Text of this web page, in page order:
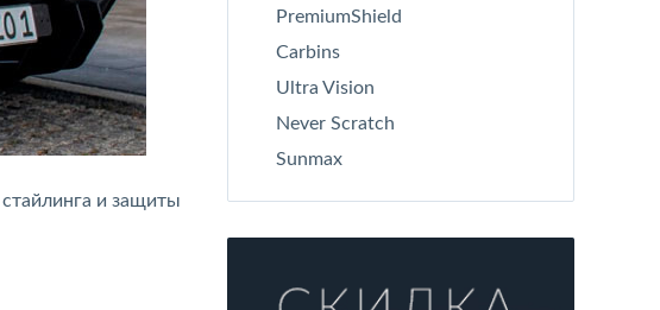
и защиты
PremiumShield
Carbins
Ultra Vision
Never Scratch
Sunmax